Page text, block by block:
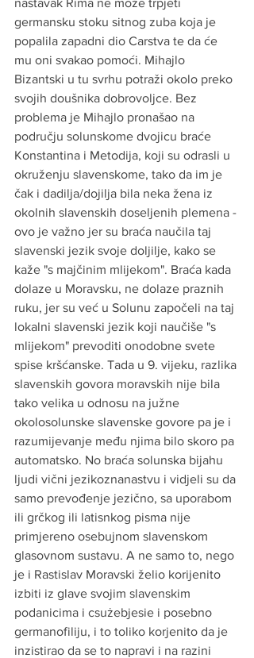
nastavak Rima ne može trpjeti
germansku stoku sitnog zuba koja je
popalila zapadni dio Carstva te da će
mu oni svakao pomoći. Mihajlo
Bizantski u tu svrhu potraži okolo preko
svojih doušnika dobrovoljce. Bez
problema je Mihajlo pronašao na
području solunskome dvojicu braće
Konstantina i Metodija, koji su odrasli u
okruženju slavenskome, tako da im je
čak i dadilja/dojilja bila neka žena iz
okolnih slavenskih doseljenih plemena -
ovo je važno jer su braća naučila taj
slavenski jezik svoje doljilje, kako se
kaže "s majčinim mlijekom". Braća kada
dolaze u Moravsku, ne dolaze praznih
ruku, jer su već u Solunu započeli na taj
lokalni slavenski jezik koji naučiše "s
mlijekom" prevoditi onodobne svete
spise kršćanske. Tada u 9. vijeku, razlika
slavenskih govora moravskih nije bila
tako velika u odnosu na južne
okolosolunske slavenske govore pa je i
razumijevanje među njima bilo skoro pa
automatsko. No braća solunska bijahu
ljudi vični jezikoznanastvu i vidjeli su da
samo prevođenje jezično, sa uporabom
ili grčkog ili latisnkog pisma nije
primjereno osebujnom slavenskom
glasovnom sustavu. A ne samo to, nego
je i Rastislav Moravski želio korijenito
izbiti iz glave svojim slavenskim
podanicima i csużebjesie i posebno
germanofiliju, i to toliko korjenito da je
inzistirao da se to napravi i na razini